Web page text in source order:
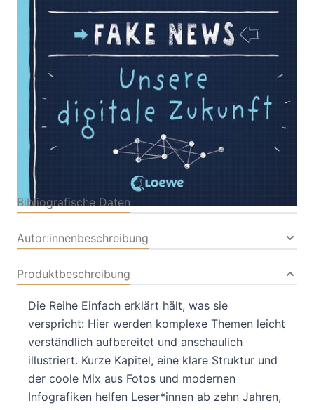
ab 10 Jahren
Von Manfred Theisen
08.03.2023
Buch 176 Seiten
Softcover
5
Bibliografische Daten
Autor:innenbeschreibung
Produktbeschreibung
Die Reihe Einfach erklärt hält, was sie
verspricht: Hier werden komplexe Themen leicht
verständlich aufbereitet und anschaulich
illustriert. Kurze Kapitel, eine klare Struktur und
der coole Mix aus Fotos und modernen
Infografiken helfen Leser*innen ab zehn Jahren,